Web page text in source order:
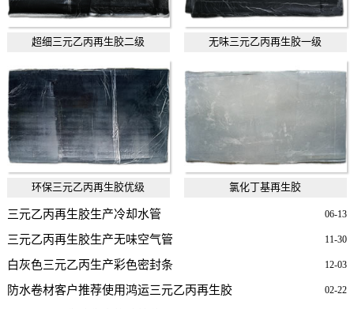
超细三元乙丙再生胶二级 无味三元乙丙再生胶一级
环保三元乙丙再生胶优级 氯化丁基再生胶
06-13
三元乙丙再生胶生产冷却水管
11-30
三元乙丙再生胶生产无味空气管
12-03
白灰色三元乙丙生产彩色密封条
02-22
防水卷材客户推荐使用鸿运三元乙丙再生胶